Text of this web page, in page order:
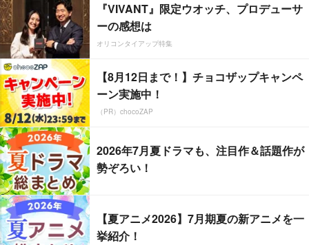
『VIVANT』限定ウオッチ、プロデューサ
ーの感想は
オリコンタイアップ特集
【8月12日まで！】チョコザップキャンペ
ーン実施中！
（PR）chocoZAP
2026年7月夏ドラマも、注目作＆話題作が
勢ぞろい！
【夏アニメ2026】7月期夏の新アニメを一
挙紹介！